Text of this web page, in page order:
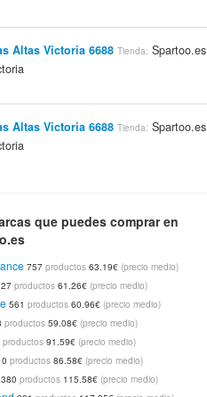
Altas Victoria 6688 Tienda: Spartoo.es
Altas Victoria 6688 Tienda: Spartoo.es
Altas Victoria 6688 Tienda:
Altas Victoria 6688 Tienda:
que puedes comprar en
757productos 63.19€ (precio medio)
productos 61.26€ (precio medio)
561productos 60.96€ (precio medio)
productos 59.08€ (precio medio)
productos 91.59€ (precio medio)
productos 86.58€ (precio medio)
380productos 115.58€ (precio medio)